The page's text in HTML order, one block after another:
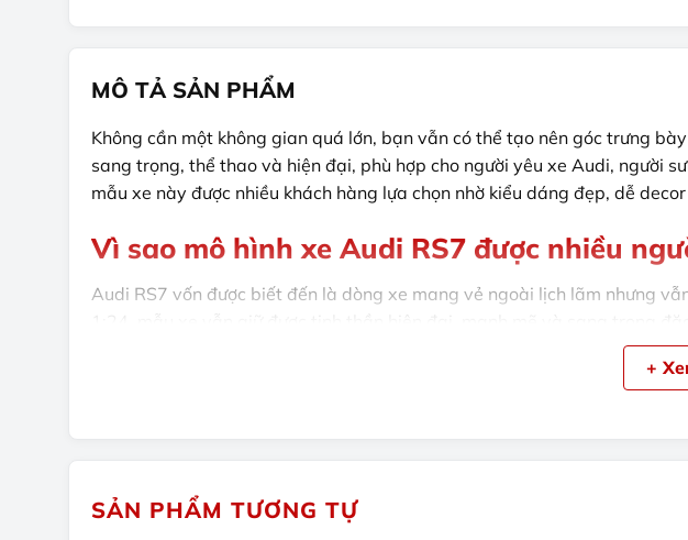
MÔ TẢ SẢN PHẨM
Không cần một không gian quá lớn, bạn vẫn có thể tạo nên góc trưng
sang trọng, thể thao và hiện đại, phù hợp cho người yêu xe Audi, người
mẫu xe này được nhiều khách hàng lựa chọn nhờ kiểu dáng đẹp, dễ
Vì sao mô hình xe Audi RS7 được nhiều
Audi RS7 vốn được biết đến là dòng xe mang vẻ ngoài lịch lãm nhưng
Sản phẩm không chỉ đẹp khi nhìn riêng lẻ mà còn rất dễ phối cùng các
+
SẢN PHẨM TƯƠNG TỰ